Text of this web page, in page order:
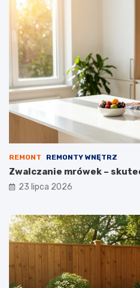
REMONT REMONTY WNĘTRZ
Zwalczanie mrówek –
23 lipca 2026